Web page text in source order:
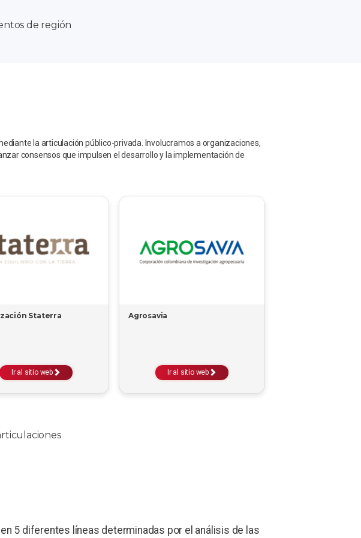
de región
la articulación público-privada. Involucramos a organizaciones,
consensos que impulsen el desarrollo y la implementación de
Staterra
Ir al sitio web
Agrosavia
Ir al sitio web
5 diferentes líneas determinadas por el análisis de las